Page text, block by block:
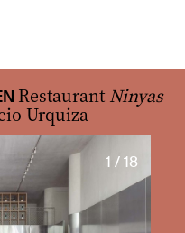
Restaurant Ninyas
Urquiza
1 / 18